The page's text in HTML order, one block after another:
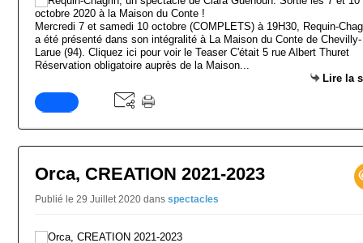
Mercredi 7 et samedi 10 octobre (COMPLETS) à 19H30, Requin-
a été présenté dans son intégralité à La Maison du Conte de Chevilly-
Larue (94). Cliquez ici pour voir le Teaser C'était 5 rue Albert Thuret
Réservation obligatoire auprès de la Maison...
Lire la
Orca, CREATION 2021-2023
Publié le 29 Juillet 2020 dans spectacles